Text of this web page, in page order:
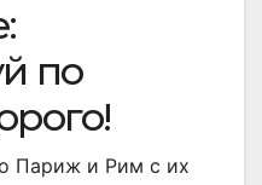
по
Париж и Рим с их